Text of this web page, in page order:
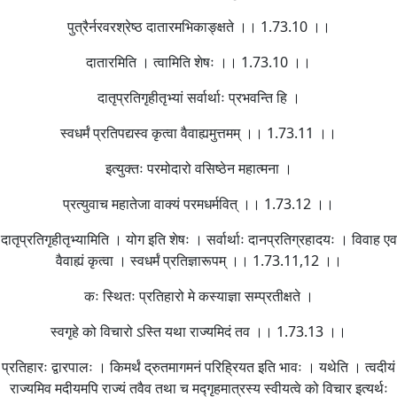
पुत्रैर्नरवरश्रेष्ठ दातारमभिकाङ्क्षते ।। 1.73.10 ।।
दातारमिति । त्वामिति शेषः ।। 1.73.10 ।।
दातृप्रतिगृहीतृभ्यां सर्वार्थाः प्रभवन्ति हि ।
स्वधर्मं प्रतिपद्यस्व कृत्वा वैवाह्यमुत्तमम् ।। 1.73.11 ।।
इत्युक्तः परमोदारो वसिष्ठेन महात्मना ।
प्रत्युवाच महातेजा वाक्यं परमधर्मवित् ।। 1.73.12 ।।
दातृप्रतिगृहीतृभ्यामिति । योग इति शेषः । सर्वार्थाः दानप्रतिग्रहादयः । विवाह एव
वैवाह्यं कृत्वा । स्वधर्मं प्रतिज्ञारूपम् ।। 1.73.11,12 ।।
कः स्थितः प्रतिहारो मे कस्याज्ञा सम्प्रतीक्षते ।
स्वगृहे को विचारो ऽस्ति यथा राज्यमिदं तव ।। 1.73.13 ।।
प्रतिहारः द्वारपालः । किमर्थं द्रुतमागमनं परिह्रियत इति भावः । यथेति । त्वदीयं
राज्यमिव मदीयमपि राज्यं तवैव तथा च मद्गृहमात्रस्य स्वीयत्वे को विचार इत्यर्थः